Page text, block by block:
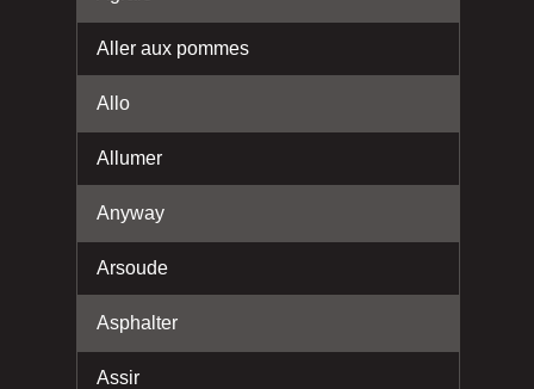
Aller aux pommes
Allo
Allumer
Anyway
Arsoude
Asphalter
Assir